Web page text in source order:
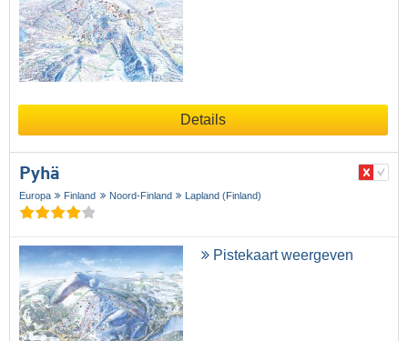
Details
Pyhä
Europa Finland Noord-Finland Lapland (Finland)
Pistekaart weergeven